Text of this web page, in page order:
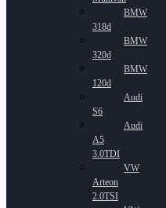
BMW
318d
BMW
320d
BMW
120d
Audi
S6
Audi
A5
3.0TDI
VW
Arteon
2.0TSI